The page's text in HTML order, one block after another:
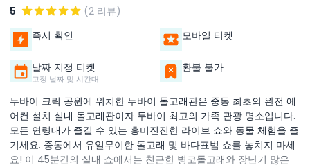
5
(2 리뷰)
즉시 확인
모바일 티켓
날짜 지정 티켓
고정 날짜 및 시간대
환불 불가
두바이 크릭 공원에 위치한 두바이 돌고래관은 중동 최초의 완전 에
어컨 설치 실내 돌고래관이자 두바이 최고의 가족 관광 명소입니다.
모든 연령대가 즐길 수 있는 흥미진진한 라이브 쇼와 동물 체험을 즐
기세요. 중동에서 유일무이한 돌고래 및 바다표범 쇼를 놓치지 마세
요! 이 45분간의 실내 쇼에서는 친근한 병코돌고래와 장난기 많은